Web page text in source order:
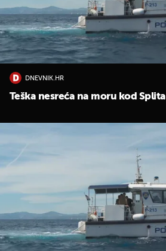
DNEVNIK.HR
Teška nesreća na moru kod Splita